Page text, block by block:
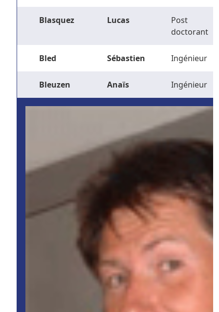
Blasquez Lucas
Post
doctorant
Bled Sébastien Ingénieur
Bleuzen Anaïs Ingénieur